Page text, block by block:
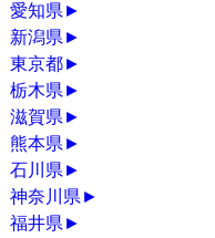
愛知県 ►
新潟県 ►
東京都►
栃木県 ►
滋賀県 ►
熊本県 ►
石川県 ►
神奈川県 ►
福井県 ►